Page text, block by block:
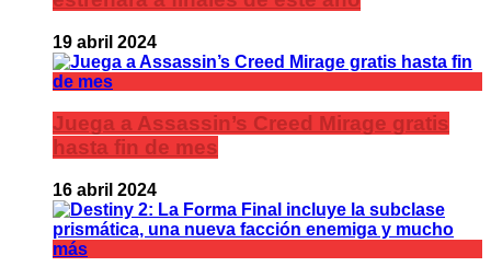
19 abril 2024
Juega a Assassin’s Creed Mirage gratis
hasta fin de mes
16 abril 2024